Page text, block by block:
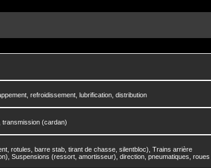
refroidissement, lubrification, distribution
transmission (cardan)
rotules, barre stab, tirant de chasse, silentbloc), Trains arrière
Suspensions (ressort, amortisseur), direction, pneumatiques, roues